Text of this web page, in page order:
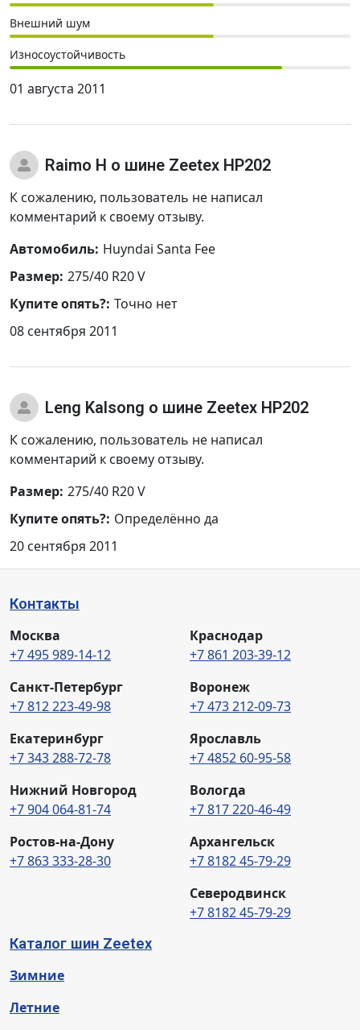
Внешний шум
Износоустойчивость
01 августа 2011
Raimo H о шине Zeetex HP202
К сожалению, пользователь не написал
комментарий к своему отзыву.
Автомобиль: Huyndai Santa Fee
Размер: 275/40 R20 V
Купите опять?: Точно нет
08 сентября 2011
Lеng Kalsong о шине Zeetex HP202
К сожалению, пользователь не написал
комментарий к своему отзыву.
Размер: 275/40 R20 V
Купите опять?: Определённо да
20 сентября 2011
Контакты
Москва
+7 495 989-14-12
Санкт-Петербург
+7 812 223-49-98
Екатеринбург
+7 343 288-72-78
Нижний Новгород
+7 904 064-81-74
Ростов-на-Дону
+7 863 333-28-30
Краснодар
+7 861 203-39-12
Воронеж
+7 473 212-09-73
Ярославль
+7 4852 60-95-58
Вологда
+7 817 220-46-49
Архангельск
+7 8182 45-79-29
Северодвинск
+7 8182 45-79-29
Каталог шин Zeetex
Зимние
Летние